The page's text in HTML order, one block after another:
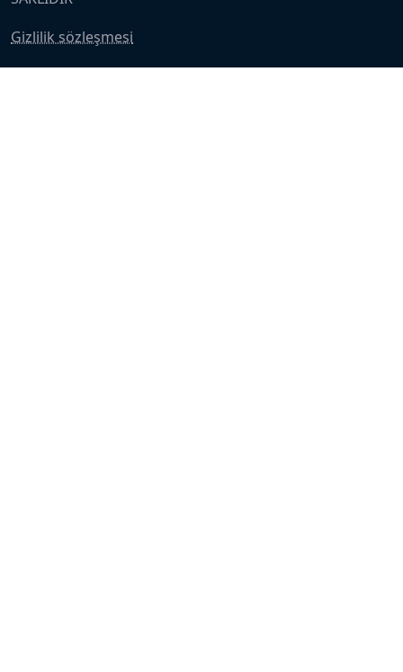
Gizlilik sözleşmesi